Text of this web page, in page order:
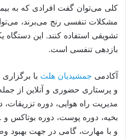
کلی می‌توان گفت افرادی که به
تشویقی استفاده کنند. این دستگاه
بازدهی تنفسی است.
آکادمی جمشیدیان هلث با
و پرستاری حضوری و آنلاین از
مدیریت راه هوایی، دوره
بخیه، دوره پوست، دوره بوتاکس و
و با مهارت، گامی در جهت